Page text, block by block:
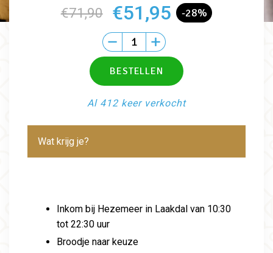
€71,90 €51,95 -28%
Al 412 keer verkocht
Wat krijg je?
Inkom bij Hezemeer in Laakdal van 10:30
tot 22:30 uur
Broodje naar keuze